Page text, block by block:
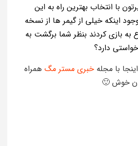
با انتخاب بهترین راه به این
اینکه خیلی از گیمر ها از نسخه
به بازی کردند بنظر شما برگشت به
دارد؟
با مجله خبری مستر مگ همراه
خوش 🙂